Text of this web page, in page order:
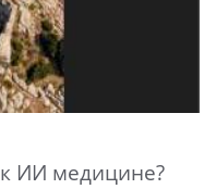
ИИ медицине?